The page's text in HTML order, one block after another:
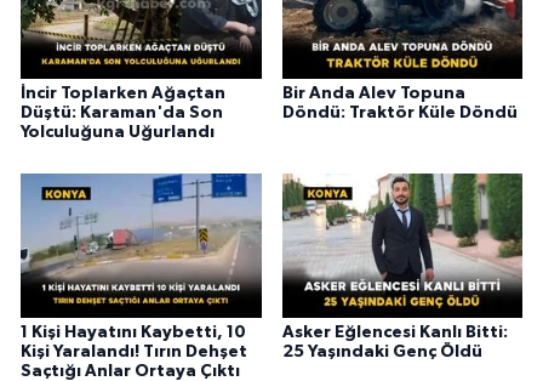
İncir Toplarken Ağaçtan
Düştü: Karaman'da Son
Yolculuğuna Uğurlandı
Bir Anda Alev Topuna
Döndü: Traktör Küle Döndü
1 Kişi Hayatını Kaybetti, 10
Kişi Yaralandı! Tırın Dehşet
Saçtığı Anlar Ortaya Çıktı
Asker Eğlencesi Kanlı Bitti:
25 Yaşındaki Genç Öldü